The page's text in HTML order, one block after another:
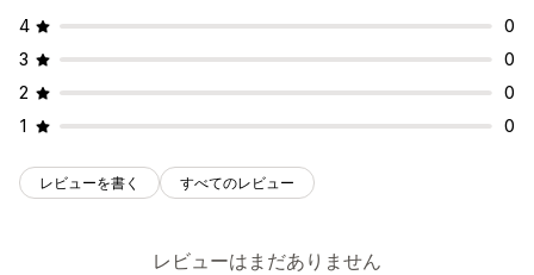
4
0
3
0
2
0
1
0
レビューを書く すべてのレビュー
レビューはまだありません